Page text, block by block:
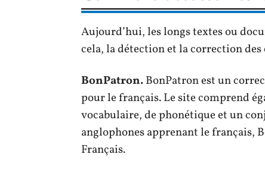
Aujourd’hui, les longs textes ou
cela, la détection et la correction
BonPatron.BonPatron est un
pour le français. Le site comprend
vocabulaire, de phonétique et un
anglophones apprenant le français,
Français.